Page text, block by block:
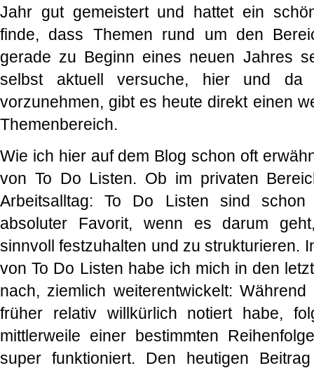
Jahr gut gemeistert und hattet ein
finde, dass Themen rund um den
gerade zu Beginn eines neuen Jahres
selbst aktuell versuche, hier und da
vorzunehmen, gibt es heute direkt einen
Themenbereich.
Wie ich hier auf dem Blog schon oft
von To Do Listen. Ob im privaten
Arbeitsalltag: To Do Listen sind
absoluter Favorit, wenn es darum
sinnvoll festzuhalten und zu strukturieren.
von To Do Listen habe ich mich in den
nach, ziemlich weiterentwickelt:
früher relativ willkürlich notiert habe,
mittlerweile einer bestimmten
super funktioniert. Den heutigen